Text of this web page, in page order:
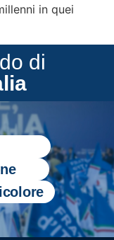
in quei
di